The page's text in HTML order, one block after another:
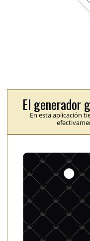
El generador
En esta aplicación